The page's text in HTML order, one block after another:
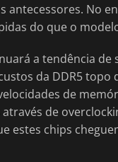
No
do que o
a tendência de
da DDR5 topo
de
de
estes chips